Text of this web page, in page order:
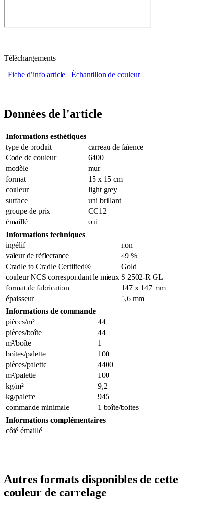
Téléchargements
Fiche d’info article
Échantillon de couleur
Données de l'article
Informations esthétiques
type de produit
carreau de faïence
Code de couleur
6400
modèle
mur
format
15 x 15 cm
couleur
light grey
surface
uni brillant
groupe de prix
CC12
émaillé
oui
Informations techniques
ingélif
non
valeur de réflectance
49 %
Cradle to Cradle Certified®
Gold
couleur NCS correspondant le mieux S 2502-R GL
format de fabrication
147 x 147 mm
épaisseur
5,6 mm
Informations de commande
pièces/m²
44
pièces/boîte
44
m²/boîte
1
boîtes/palette
100
pièces/palette
4400
m²/palette
100
kg/m²
9,2
kg/palette
945
commande minimale
1 boîte/boites
Informations complémentaires
côté émaillé
Autres formats disponibles de cette
couleur de carrelage